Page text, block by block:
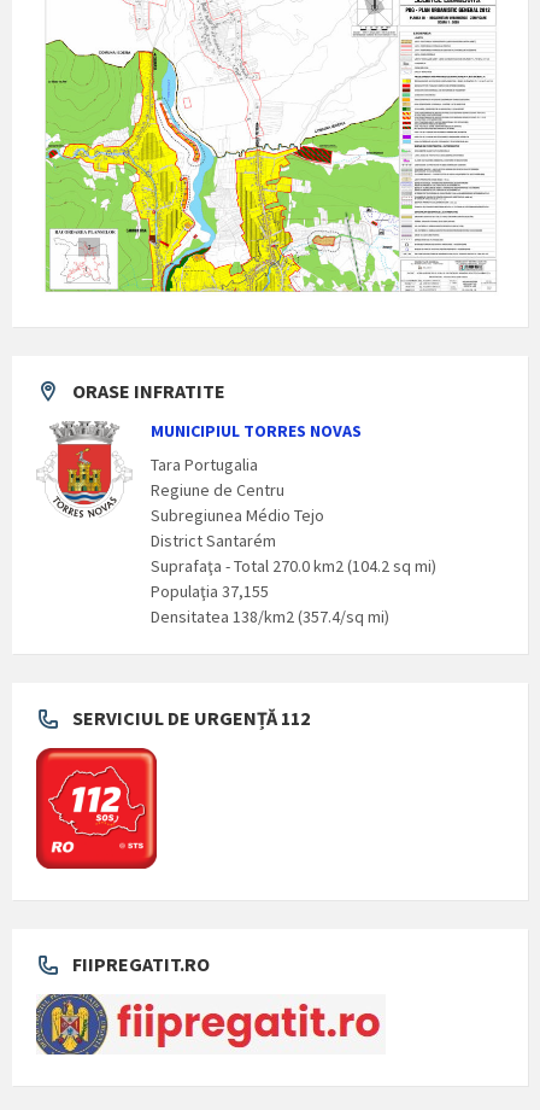
ORASE INFRATITE
MUNICIPIUL TORRES NOVAS
Tara Portugalia
Regiune de Centru
Subregiunea Médio Tejo
District Santarém
Suprafaţa - Total 270.0 km2 (104.2 sq mi)
Populaţia 37,155
Densitatea 138/km2 (357.4/sq mi)
SERVICIUL DE URGENȚĂ 112
FIIPREGATIT.RO